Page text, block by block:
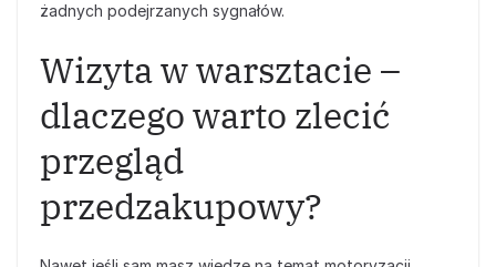
żadnych podejrzanych sygnałów.
Wizyta w warsztacie –
dlaczego warto zlecić
przegląd
przedzakupowy?